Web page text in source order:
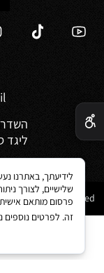
השדרה
ליגד סנטר 1,
שלישיים, לצורך
פרסום מותאם
זה. לפרטים נוספים